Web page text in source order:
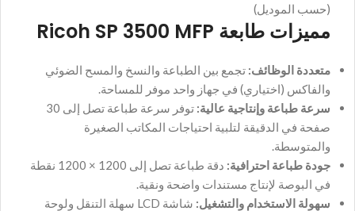
(حسب الموديل)
مميزات طابعة Ricoh SP 3500 MFP
متعددة الوظائف: تجمع بين الطباعة والنسخ والمسح الضوئي
والفاكس (اختياري) في جهاز واحد موفر للمساحة.
سرعة طباعة وإنتاجية عالية:
توفر سرعة طباعة تصل إلى 30
صفحة في الدقيقة لتلبية احتياجات المكاتب الصغيرة
والمتوسطة.
جودة طباعة احترافية:
دقة طباعة تصل إلى 1200 × 1200 نقطة
في البوصة لإنتاج مستندات واضحة ونقية.
سهولة الاستخدام والتشغيل:
شاشة LCD سهلة التنقل ولوحة